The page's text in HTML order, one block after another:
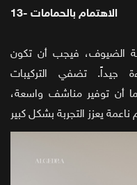
13- الاهتمام بالحمامات
الضيوف، فيجب أن تكون
جيداً. تضفي التركيبات
أن توفير مناشف واسعة،